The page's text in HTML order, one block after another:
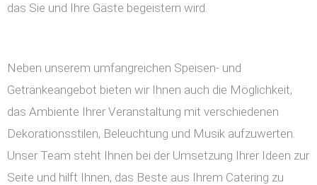
das Sie und Ihre Gäste begeistern wird.
Neben unserem umfangreichen Speisen- und
Getränkeangebot bieten wir Ihnen auch die Möglichkeit,
das Ambiente Ihrer Veranstaltung mit verschiedenen
Dekorationsstilen, Beleuchtung und Musik aufzuwerten.
Unser Team steht Ihnen bei der Umsetzung Ihrer Ideen zur
Seite und hilft Ihnen, das Beste aus Ihrem Catering zu